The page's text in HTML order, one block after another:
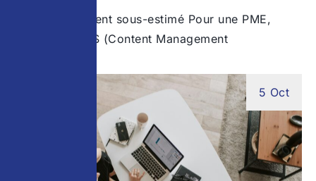
Un choix souvent sous-estimé Pour une PME,
choisir un CMS (Content Management
5 Oct